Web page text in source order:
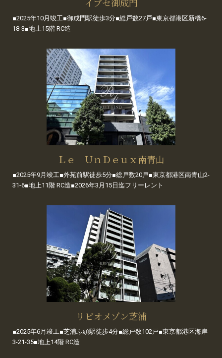
■2025年10月竣工■御成門駅徒歩3分■総戸数27戸■東京都港区新橋6-
18-3■地上15階 RC造
Ｌｅ ＵｎＤｅｕｘ南青山
■2025年9月竣工■外苑前駅徒歩5分■総戸数20戸■東京都港区南青山2-
31-6■地上11階 RC造■2026年3月15日迄フリーレント
リビオメゾン芝浦
■2025年6月竣工■芝浦ふ頭駅徒歩4分■総戸数102戸■東京都港区海岸
3-21-35■地上14階 RC造